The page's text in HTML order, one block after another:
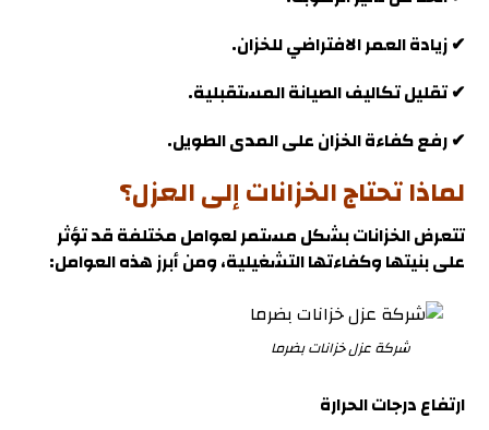
✔ زيادة العمر الافتراضي للخزان.
✔ تقليل تكاليف الصيانة المستقبلية.
✔ رفع كفاءة الخزان على المدى الطويل.
لماذا تحتاج الخزانات إلى العزل؟
تتعرض الخزانات بشكل مستمر لعوامل مختلفة قد تؤثر
على بنيتها وكفاءتها التشغيلية، ومن أبرز هذه العوامل:
شركة عزل خزانات بضرما
ارتفاع درجات الحرارة